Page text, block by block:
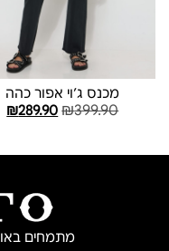
מכנס ג׳וי אפור כהה
₪399.90
₪289.90
מתמחים